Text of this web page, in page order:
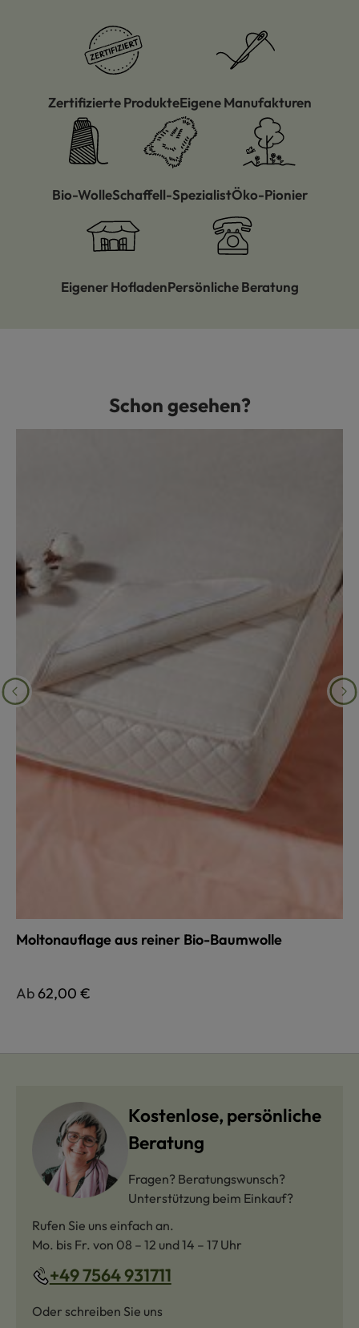
Zertifizierte ProdukteEigene Manufakturen
Bio-WolleSchaffell-SpezialistÖko-Pionier
Eigener HofladenPersönliche Beratung
Produktgalerie überspringenSchon gesehen?
Moltonauflage aus reiner Bio-Baumwolle
Regulärer Preis:
Ab62,00 €
Kostenlose, persönliche
Beratung
Fragen? Beratungswunsch?
Unterstützung beim Einkauf?
Rufen Sie uns einfach an.
Mo. bis Fr. von 08 – 12 und 14 – 17 Uhr
+49 7564 931711
Oder schreiben Sie uns